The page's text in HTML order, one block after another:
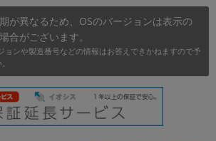
が異なるため、OSのバージョンは表示の
合がございます。
ョンや製造番号などの情報はお答えできかねますので予
年 月 まで